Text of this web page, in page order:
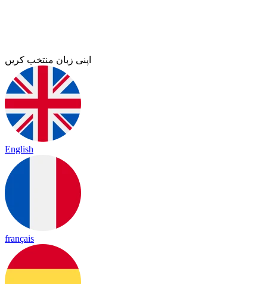
اپنی زبان منتخب کریں
English
français